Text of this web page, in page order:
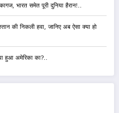
भारत समेत पूरी दुनिया हैरान!..
की निकली हवा, जानिए अब ऐसा क्या हो
हुआ अमेरिका का?..